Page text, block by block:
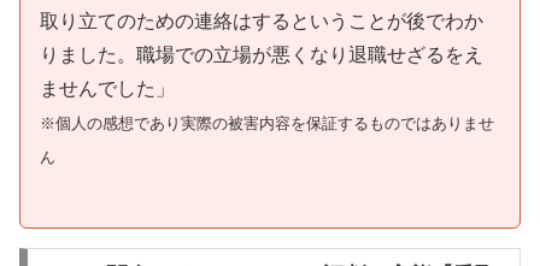
取り立てのための連絡はするということが後でわか
りました。職場での立場が悪くなり退職せざるをえ
ませんでした」
※個人の感想であり実際の被害内容を保証するものではありませ
ん